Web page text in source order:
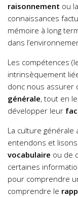
raisonnement ou la
connaissances
mémoire à long
dans
Les compétences
intrinsèquement
donc nous assurer
générale, tout en
développer leur
La culture
entendons et
vocabulaire ou de
certaines
pour comprendre
comprendre le